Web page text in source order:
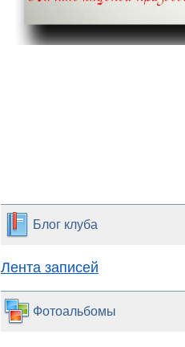
Блог клуба
Лента записей
Фотоальбомы